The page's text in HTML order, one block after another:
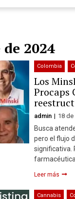
2024
Colombia
Los
Procaps
admin 18
Busca
pero el flujo
significativa.
Leer más
Cannabis